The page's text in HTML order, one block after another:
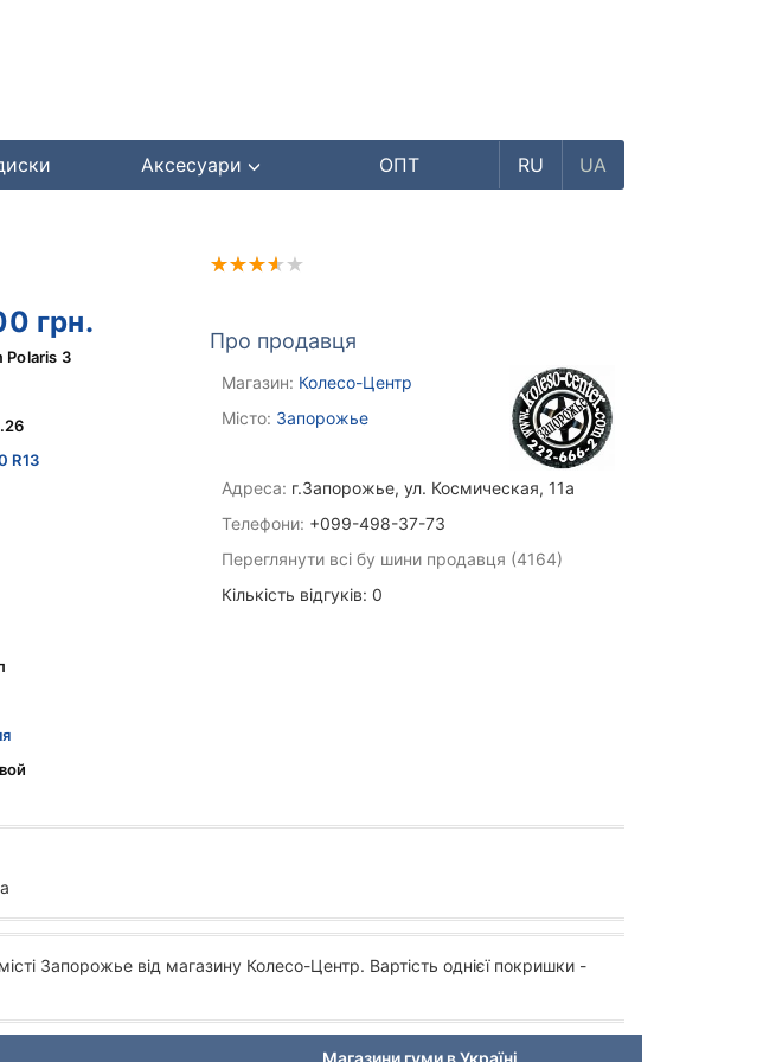
Аксесуари ОПТ RU UA
грн.
Polaris 3
R13
Про продавця
Магазин: Колесо-Центр
Місто: Запорожье
Адреса: г.Запорожье, ул. Космическая, 11а
Телефони: +099-498-37-73
Переглянути всі бу шини продавця (4164)
Кількість відгуків: 0
Запорожье від магазину Колесо-Центр. Вартість однієї покришки -